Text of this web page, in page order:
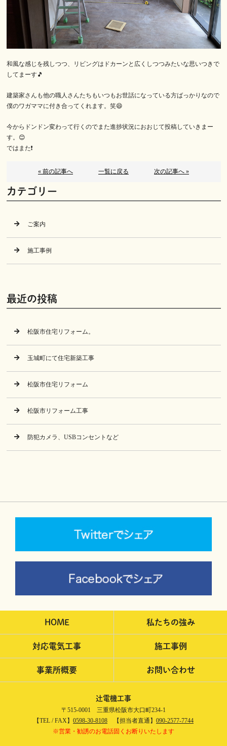
和風な感じを残しつつ、リビングはドカーンと広くしつつみたいな思いつきで
してまーす🎵
建築家さんも他の職人さんたちもいつもお世話になっている方ばっかりなので
僕のワガママに付き合ってくれます。笑😄
今からドンドン変わって行くのでまた進捗状況におおじて投稿していきまー
す。😊
ではまた❗
« 前の記事へ 一覧に戻る 次の記事へ »
カテゴリー
ご案内
施工事例
最近の投稿
松阪市住宅リフォーム。
玉城町にて住宅新築工事
松阪市住宅リフォーム
松阪市リフォーム工事
防犯カメラ、USBコンセントなど
HOME 私たちの強み
対応電気工事 施工事例
事業所概要 お問い合わせ
辻電機工事
〒515-0001 三重県松阪市大口町234-1
【TEL / FAX】 0598-30-8108 【担当者直通】 090-2577-7744
※営業・勧誘のお電話固くお断りいたします